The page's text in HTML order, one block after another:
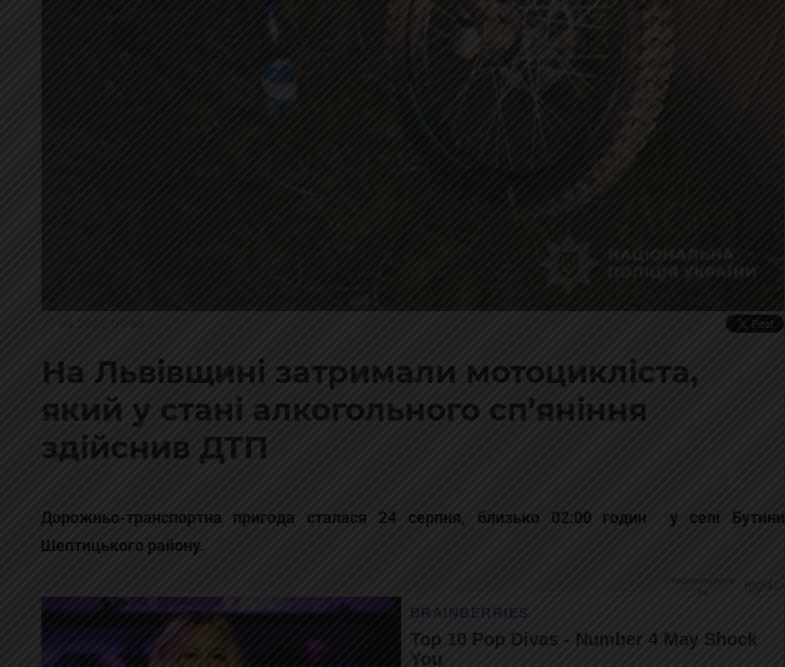
На Львівщині затримали мотоцикліста,
який у стані алкогольного сп’яніння
здійснив ДТП
Дорожньо-транспортна пригода сталася 24 серпня, близько 02:00 годин у селі Бутини
Шептицького району.